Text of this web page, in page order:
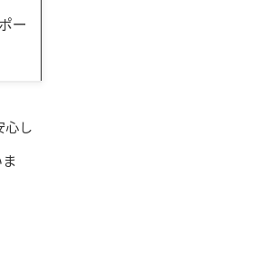
ー
心し